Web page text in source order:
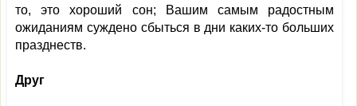
то, это хороший сон; Вашим самым радостным
ожиданиям суждено сбыться в дни каких-то больших
празднеств.
Друг